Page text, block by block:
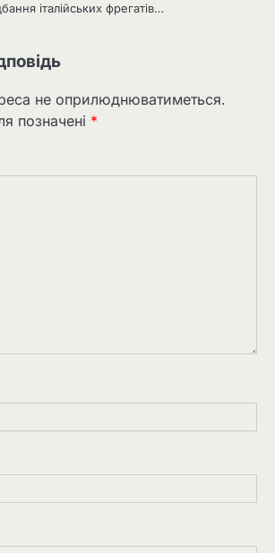
італійських фрегатів…
не оприлюднюватиметься.
позначені *